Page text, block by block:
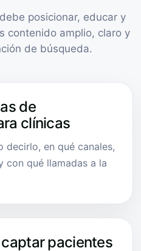
posicionar, educar y
contenido amplio, claro y
de búsqueda.
de
clínicas
decirlo, en qué canales,
con qué llamadas a la
pacientes